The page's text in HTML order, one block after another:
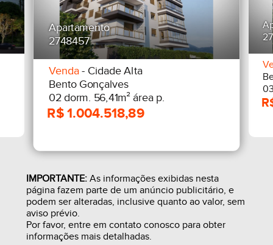
Apartamento
2748457
Venda- Cidade Alta
Bento Gonçalves
02 dorm. 56,41m² área p.
IMPORTANTE:As informações exibidas nesta
página fazem parte de um anúncio publicitário, e
podem ser alteradas, inclusive quanto ao valor, sem
aviso prévio.
Por favor, entre em contato conosco para obter
informações mais detalhadas.